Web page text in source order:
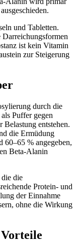
und Tabletten.
ist kein Vitamin
zur Steigerung
durch die
Puffer gegen
Belastung entstehen.
die Ermüdung
% angegeben,
Beta-Alanin
die die
Protein- und
der Einnahme
ohne die Wirkung